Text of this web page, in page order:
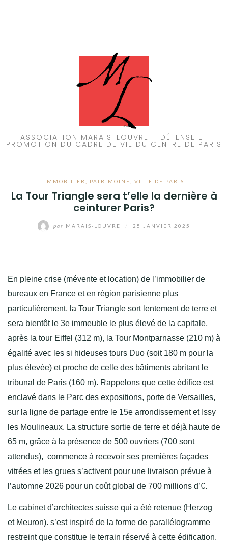
Aller
ASSOCIATION MARAIS-LOUVRE – DÉFENSE ET
PROMOTION DU CADRE DE VIE DU CENTRE DE PARIS
IMMOBILIER PATRIMOINE VILLE DE PARIS
La Tour Triangle sera t’elle la dernière à
ceinturer Paris?
par MARAIS-LOUVRE 25 JANVIER 2025
En pleine crise (mévente et location) de l’immobilier de
bureaux en France et en région parisienne plus
particulièrement, la Tour Triangle sort lentement de terre et
sera bientôt le 3e immeuble le plus élevé de la capitale,
après la tour Eiffel (312 m), la Tour Montparnasse (210 m) à
égalité avec les si hideuses tours Duo (soit 180 m pour la
plus élevée) et proche de celle des bâtiments abritant le
tribunal de Paris (160 m). Rappelons que cette édifice est
enclavé dans le Parc des expositions, porte de Versailles,
sur la ligne de partage entre le 15e arrondissement et Issy
les Moulineaux. La structure sortie de terre et déjà haute de
65 m, grâce à la présence de 500 ouvriers (700 sont
attendus), commence à recevoir ses premières façades
vitrées et les grues s’activent pour une livraison prévue à
l’automne 2026 pour un coût global de 700 millions d’€.
Le cabinet d’architectes suisse qui a été retenue (Herzog
et Meuron). s’est inspiré de la forme de parallélogramme
restreint que constitue le terrain réservé à cette édification.